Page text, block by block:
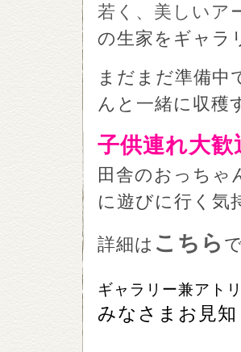
若く、美しいア
の生家をギャラ
まだまだ準備中
んと一緒に収穫
子供連れ大歓
田舎のおっちゃ
に遊びに行く気
詳細は こちら
ギャラリー兼アト
みなさまお見